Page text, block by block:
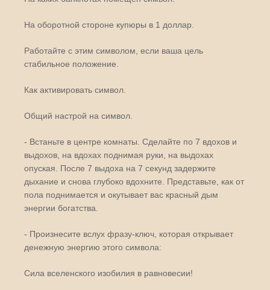
На оборотной стороне купюры в 1 доллар.
Работайте с этим символом, если ваша цель
стабильное положение.
Как активировать символ.
Общий настрой на символ.
- Встаньте в центре комнаты. Сделайте по 7 вдохов и
выдохов, на вдохах поднимая руки, на выдохах
опуская. После 7 выдоха на 7 секунд задержите
дыхание и снова глубоко вдохните. Представьте, как от
пола поднимается и окутывает вас красный дым
энергии богатства.
- Произнесите вслух фразу-ключ, которая открывает
денежную энергию этого символа:
Сила вселенского изобилия в равновесии!